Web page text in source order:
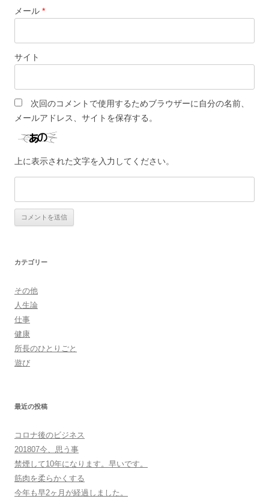
メール *
サイト
次回のコメントで使用するためブラウザーに自分の名前、
メールアドレス、サイトを保存する。
上に表示された文字を入力してください。
カテゴリー
その他
人生論
仕事
健康
所長のひとりごと
遊び
最近の投稿
コロナ後のビジネス
201807今、思う事
禁煙して10年になります。早いです。
筋肉を柔らかくする
今年も早2ヶ月が経過しました。